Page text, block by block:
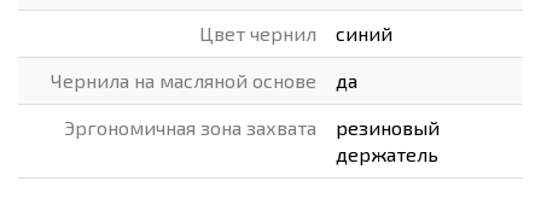
Цвет чернил синий
Чернила на масляной основе да
Эргономичная зона захвата
резиновый
держатель